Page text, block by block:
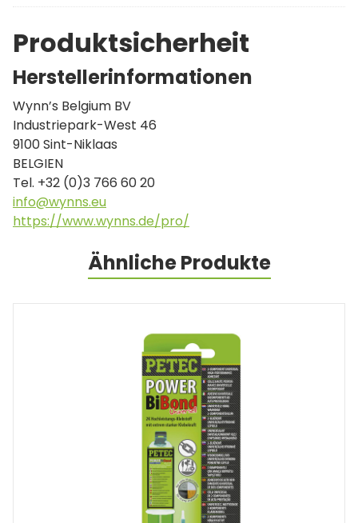
Produktsicherheit
Herstellerinformationen
Wynn’s Belgium BV
Industriepark-West 46
9100 Sint-Niklaas
BELGIEN
Tel. +32 (0)3 766 60 20
info@wynns.eu
https://www.wynns.de/pro/
Ähnliche Produkte